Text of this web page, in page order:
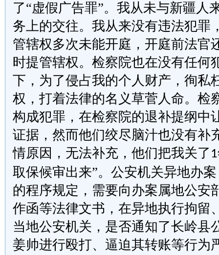
了“虚假广告罪”。我从未与新疆人
务上的交往。我从来没有违法犯罪
管辖权多次未能开庭，开庭前法官
时提管辖权。 检察院也在没有任何
下 ， 为了侵占我的个人财产，徇私
权，打着法律的名义草菅人命。 检
构成犯罪，在检察院的退补提纲中
证据，然而他们绞尽脑汁也没有补
情原因，无法补充，他们把我关了 1
取保候审出来”。公安机关异地办
的程序规定，需要向办案属地公安
作函等法律文书，在异地执行拘留
当地公安机关，是否通知了长岭县
姜帅进行殴打、逼迫其转账等行为